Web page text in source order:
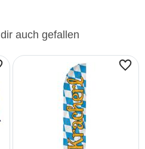
auch gefallen